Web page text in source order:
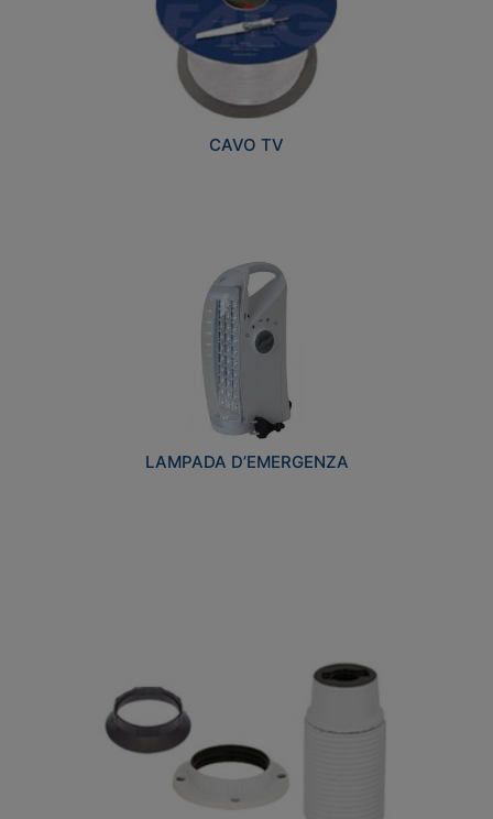
CAVO TV
LAMPADA D’EMERGENZA